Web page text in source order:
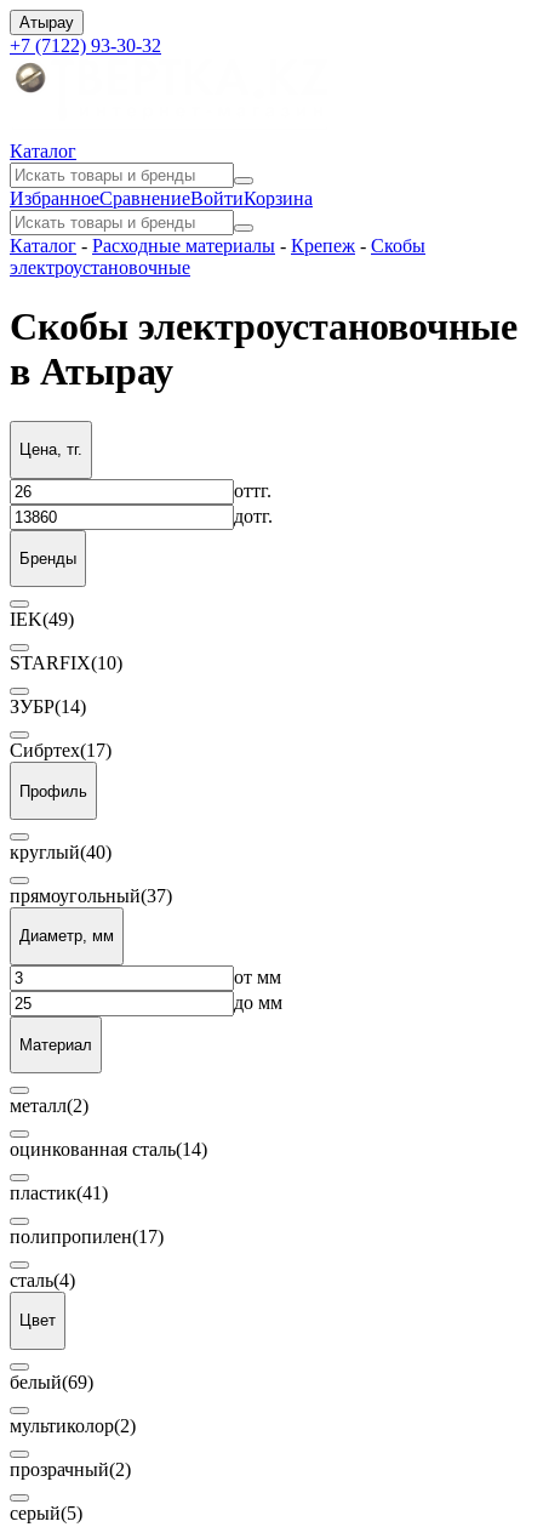
Атырау
+7 (7122) 93-30-32
Каталог
ИзбранноеСравнениеВойтиКорзина
Каталог - Расходные материалы - Крепеж - Скобы
электроустановочные
Скобы электроустановочные
в Атырау
Цена, тг.
оттг.
дотг.
Бренды
IEK(49)
STARFIX(10)
ЗУБР(14)
Сибртех(17)
Профиль
круглый(40)
прямоугольный(37)
Диаметр, мм
от мм
до мм
Материал
металл(2)
оцинкованная сталь(14)
пластик(41)
полипропилен(17)
сталь(4)
Цвет
белый(69)
мультиколор(2)
прозрачный(2)
серый(5)